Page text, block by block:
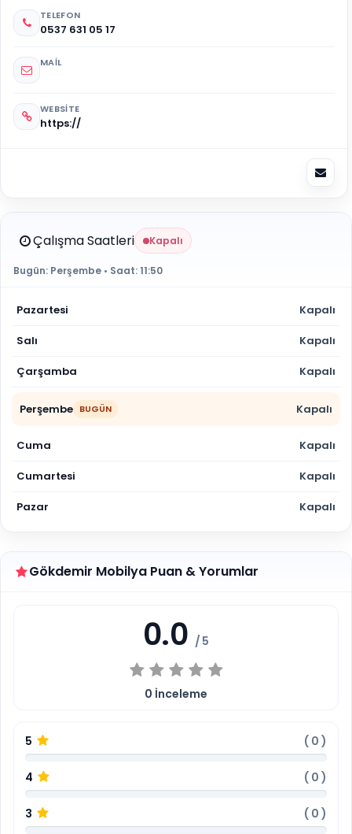
TELEFON
0537 631 05 17
MAIL
WEBSITE
https://
Çalışma Saatleri Kapalı
Bugün: Perşembe • Saat:11:50
Pazartesi Kapalı
Salı Kapalı
Çarşamba Kapalı
Perşembe BUGÜN Kapalı
Cuma Kapalı
Cumartesi Kapalı
Pazar Kapalı
Gökdemir Mobilya Puan & Yorumlar
0.0 / 5
0 İnceleme
5 ( 0 )
4 ( 0 )
3 ( 0 )